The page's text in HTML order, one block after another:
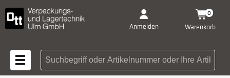
Anmelden Warenkorb
0
Suchbegriff oder